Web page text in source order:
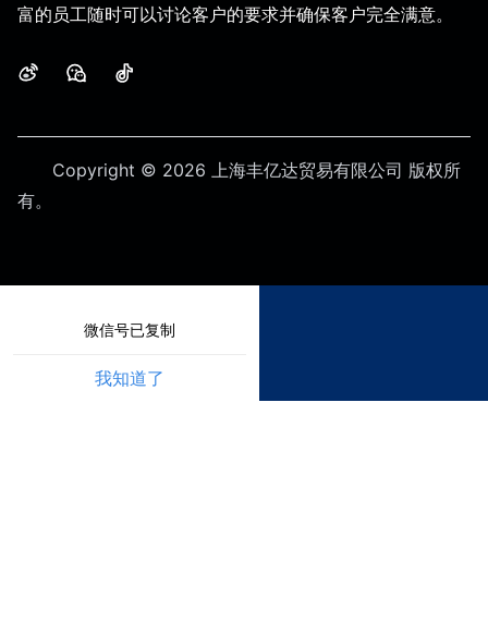
富的员工随时可以讨论客户的要求并确保客户完全满意。
微博 微信 抖音
Copyright © 2026 上海丰亿达贸易有限公司 版权所
有。
微信号已复制
我知道了